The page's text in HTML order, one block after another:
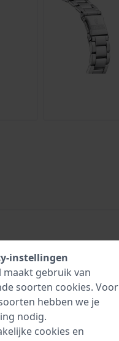
meer:
instellingen
maakt gebruik van
soorten cookies. Voor
hebben we je
nodig.
cookies en